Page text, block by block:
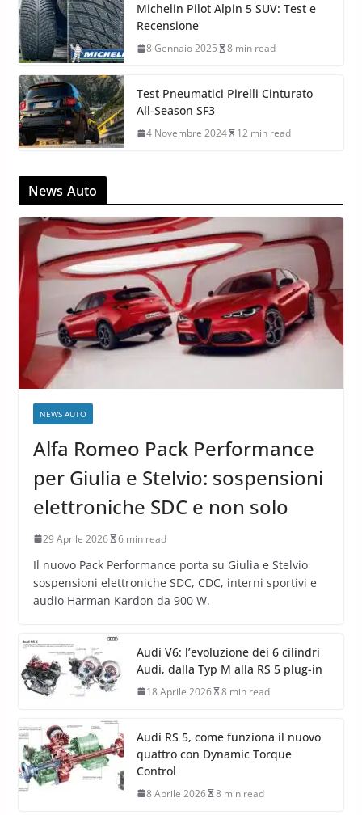
Michelin Pilot Alpin 5 SUV: Test e
Recensione
8 Gennaio 2025 8 min read
Test Pneumatici Pirelli Cinturato
All-Season SF3
4 Novembre 2024 12 min read
News Auto
NEWS AUTO
Alfa Romeo Pack Performance
per Giulia e Stelvio: sospensioni
elettroniche SDC e non solo
29 Aprile 2026 6 min read
Il nuovo Pack Performance porta su Giulia e Stelvio
sospensioni elettroniche SDC, CDC, interni sportivi e
audio Harman Kardon da 900 W.
Audi V6: l’evoluzione dei 6 cilindri
Audi, dalla Typ M alla RS 5 plug-in
18 Aprile 2026 8 min read
Audi RS 5, come funziona il nuovo
quattro con Dynamic Torque
Control
8 Aprile 2026 8 min read